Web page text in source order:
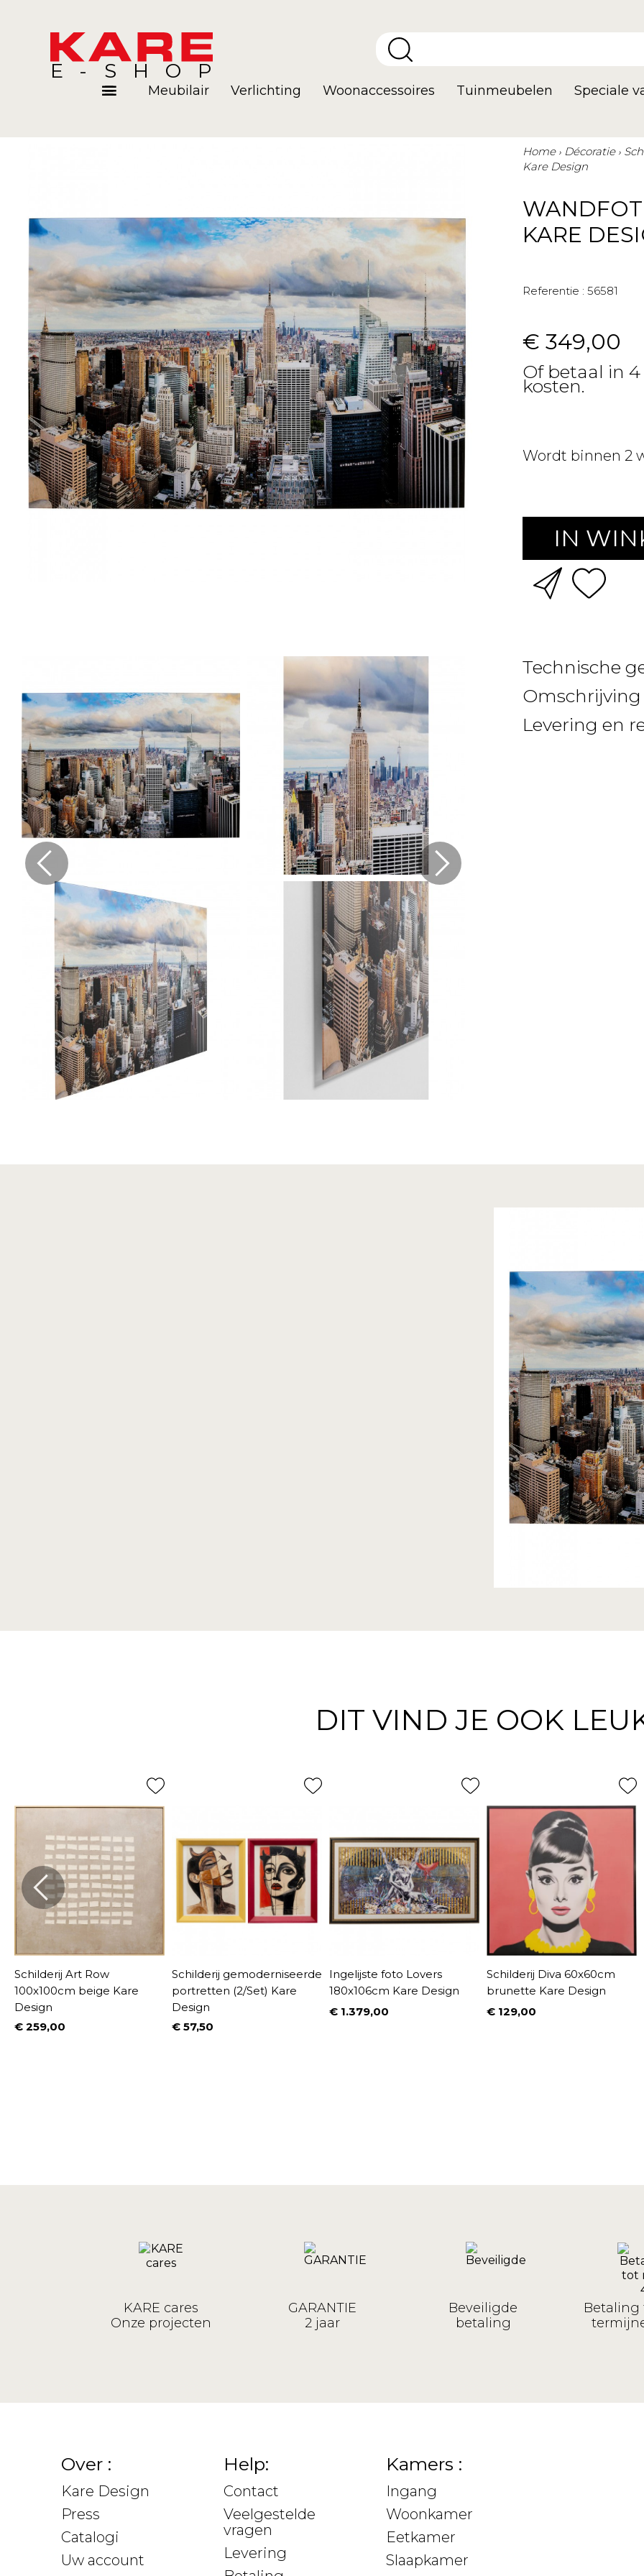
E-SHOP
Meubilair Verlichting Woonaccessoires Tuinmeubelen Speciale
Home Décoratie
Kare Design
KARE
Referentie : 56581
€ 349,00
Of betaal in
kosten.
Wordt binnen 2
IN
Technische
Omschrijving
Levering en
DIT VIND JE OOK
Schilderij Art Row
100x100cm beige Kare
Design
Prijs
€ 259,00
Schilderij gemoderniseerde
portretten (2/Set) Kare
Design
Prijs
€ 57,50
Ingelijste foto Lovers
180x106cm Kare Design
Prijs
€ 1.379,00
Schilderij Diva 60x60cm
brunette Kare Design
Prijs
€ 129,00
KARE cares
Onze projecten
GARANTIE
2 jaar
Beveiligde
betaling
Betaling
Over :
Kare Design
Press
Catalogi
Uw account
Help:
Contact
Veelgestelde
vragen
Levering
Kamers :
Ingang
Woonkamer
Eetkamer
Slaapkamer